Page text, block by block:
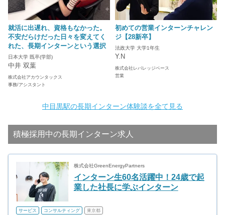
就活に出遅れ、資格もなかった。
不安だらけだった日々を変えてく
れた、長期インターンという選択
日本大学 既卒(学部)
中井 双葉
株式会社アカウンタックス
事務/アシスタント
初めての営業インターンチャレン
ジ【28新卒】
法政大学 大学1年生
Y.N
株式会社レバレッジベース
営業
中目黒駅の長期インターン体験談を全て見る
積極採用中の長期インターン求人
株式会社GreenEnergyPartners
インターン生60名活躍中！24歳で起
業した社長に学ぶインターン
サービス コンサルティング 東京都